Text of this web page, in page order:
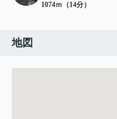
1074ｍ（14分）
地図